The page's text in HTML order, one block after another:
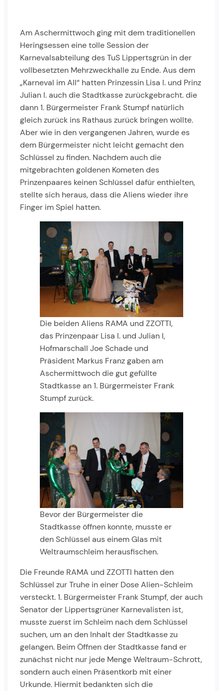
Am Aschermittwoch ging mit dem traditionellen
Heringsessen eine tolle Session der
Karnevalsabteilung des TuS Lippertsgrün in der
vollbesetzten Mehrzweckhalle zu Ende. Aus dem
„Karneval im All“ hatten Prinzessin Lisa I. und Prinz
Julian I. auch die Stadtkasse zurückgebracht. die
dann 1. Bürgermeister Frank Stumpf natürlich
gleich zurück ins Rathaus zurück bringen wollte.
Aber wie in den vergangenen Jahren, wurde es
dem Bürgermeister nicht leicht gemacht den
Schlüssel zu finden. Nachdem auch die
mitgebrachten goldenen Kometen des
Prinzenpaares keinen Schlüssel dafür enthielten,
stellte sich heraus, dass die Aliens wieder ihre
Finger im Spiel hatten.
Die beiden Aliens RAMA und ZZOTTI,
das Prinzenpaar Lisa I. und Julian I,
Hofmarschall Joe Schade und
Präsident Markus Franz gaben am
Aschermittwoch die gut gefüllte
Stadtkasse an 1. Bürgermeister Frank
Stumpf zurück.
Bevor der Bürgermeister die
Stadtkasse öffnen konnte, musste er
den Schlüssel aus einem Glas mit
Weltraumschleim herausfischen.
Die Freunde RAMA und ZZOTTI hatten den
Schlüssel zur Truhe in einer Dose Alien-Schleim
versteckt. 1. Bürgermeister Frank Stumpf, der auch
Senator der Lippertsgrüner Karnevalisten ist,
musste zuerst im Schleim nach dem Schlüssel
suchen, um an den Inhalt der Stadtkasse zu
gelangen. Beim Öffnen der Stadtkasse fand er
zunächst nicht nur jede Menge Weltraum-Schrott,
sondern auch einen Präsentkorb mit einer
Urkunde. Hiermit bedankten sich die